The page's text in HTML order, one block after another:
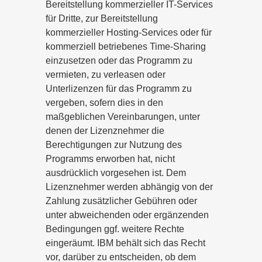
Bereitstellung kommerzieller IT-Services
für Dritte, zur Bereitstellung
kommerzieller Hosting-Services oder für
kommerziell betriebenes Time-Sharing
einzusetzen oder das Programm zu
vermieten, zu verleasen oder
Unterlizenzen für das Programm zu
vergeben, sofern dies in den
maßgeblichen Vereinbarungen, unter
denen der Lizenznehmer die
Berechtigungen zur Nutzung des
Programms erworben hat, nicht
ausdrücklich vorgesehen ist. Dem
Lizenznehmer werden abhängig von der
Zahlung zusätzlicher Gebühren oder
unter abweichenden oder ergänzenden
Bedingungen ggf. weitere Rechte
eingeräumt. IBM behält sich das Recht
vor, darüber zu entscheiden, ob dem